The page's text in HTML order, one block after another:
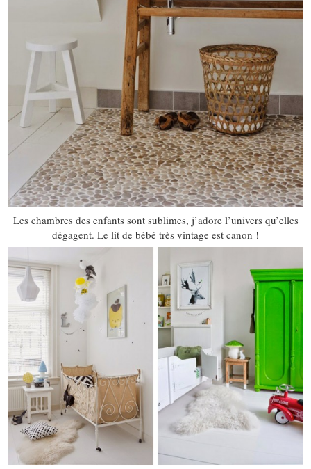
Les chambres des enfants sont sublimes, j’adore l’univers qu’elles
dégagent. Le lit de bébé très vintage est canon !